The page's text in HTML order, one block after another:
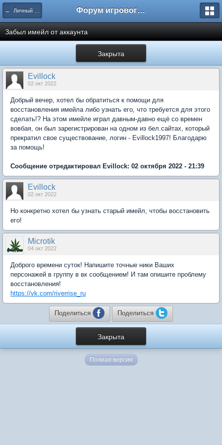
← Личный кабинет Форум игрового проекта Riverrise
Забыл имейл от аккаунта
Закрыта
Evillock
02 окт 2022
Добрый вечер, хотел бы обратиться к помощи для
восстановления имейла либо узнать его, что требуется для этого
сделать!? На этом имейле играл давным-давно ещё со времен
вовбая, он был зарегистрирован на одном из бел.сайтах, который
прекратил свое существование, логин - Evillock1997! Благодарю
за помощь!
Сообщение отредактировал Evillock: 02 октября 2022 - 21:39
Evillock
02 окт 2022
Но конкретно хотел бы узнать старый имейл, чтобы восстановить
его!
Microtik
04 окт 2022
Доброго времени суток! Напишите точные ники Ваших
персонажей в группу в вк сообщением! И там опишите проблему
восстановления!
https://vk.com/riverrise_ru
Поделиться Поделиться
Закрыта
Полная версия